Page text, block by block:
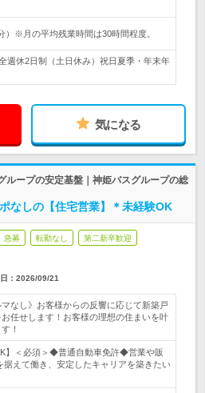
）※月の平均残業時間は30時間程度。
休2日制（土日休み）祝日夏季・年末年
気になる
ループの安定基盤｜神姫バスグループの総
なしの【住宅営業】＊未経験OK
急募 転勤なし 第二新卒歓迎
： 2026/09/21
マなし》お客様からの反響に応じて新築戸
任せします！お客様の理想の住まいを叶
！
】＜必須＞◆普通自動車免許◆営業や販
据えて働き、安定したキャリアを築きたい